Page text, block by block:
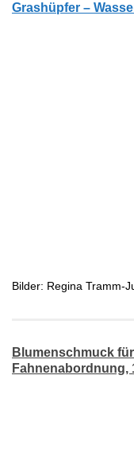
Grashüpfer –
Bilder: Regina Tramm-
Blumenschmuck
Fahnenabordnung,